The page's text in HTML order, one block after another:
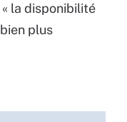
la disponibilité
plus